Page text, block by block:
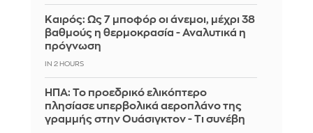
Καιρός: Ως 7 μποφόρ οι άνεμοι, μέχρι 38
βαθμούς η θερμοκρασία - Αναλυτικά η
πρόγνωση
IN 2 HOURS
ΗΠΑ: Το προεδρικό ελικόπτερο
πλησίασε υπερβολικά αεροπλάνο της
γραμμής στην Ουάσιγκτον - Τι συνέβη